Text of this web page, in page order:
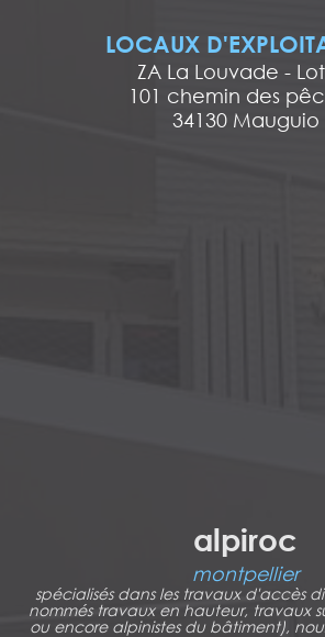
LOCAUX
ZA La Louvade -
101 chemin des
34130 Mauguio
alpiroc
montpellier
spécialisés dans les travaux d'accès
nommés travaux en hauteur, travaux
ou encore alpinistes du bâtiment),